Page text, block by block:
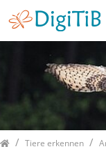
HomeTiere erkennen